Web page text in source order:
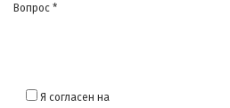
Вопрос *
Я согласен на